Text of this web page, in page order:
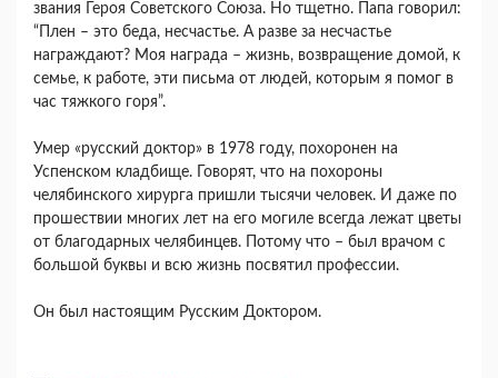
звания Героя Советского Союза. Но тщетно. Папа говорил:
“Плен – это беда, несчастье. А разве за несчастье
награждают? Моя награда – жизнь, возвращение домой, к
семье, к работе, эти письма от людей, которым я помог в
час тяжкого горя”.
Умер «русский доктор» в 1978 году, похоронен на
Успенском кладбище. Говорят, что на похороны
челябинского хирурга пришли тысячи человек. И даже по
прошествии многих лет на его могиле всегда лежат цветы
от благодарных челябинцев. Потому что – был врачом с
большой буквы и всю жизнь посвятил профессии.
Он был настоящим Русским Доктором.